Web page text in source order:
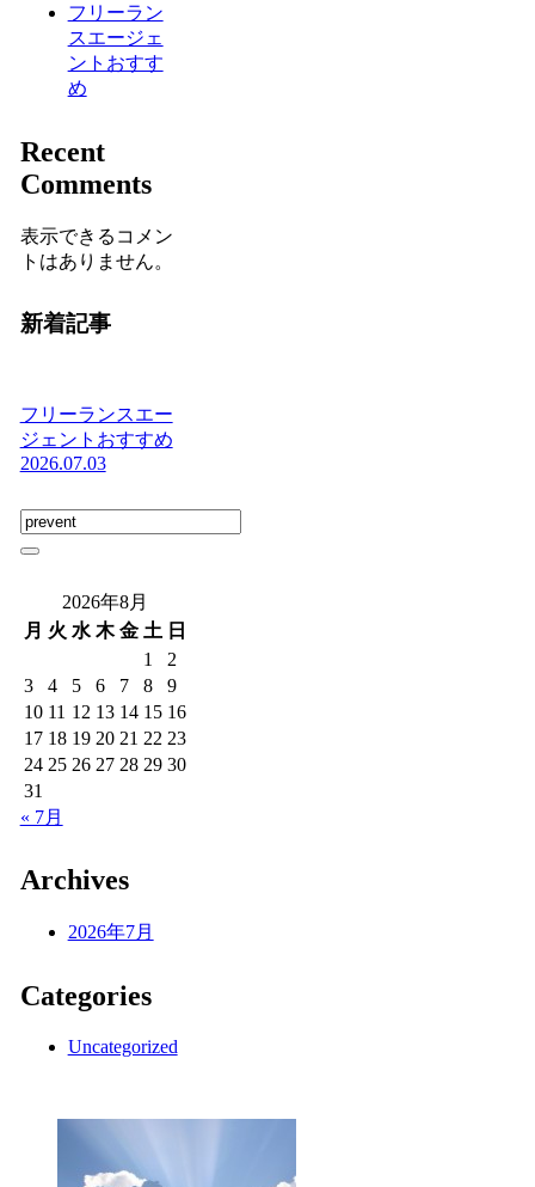
フリーラン
スエージェ
ントおすす
め
Recent
Comments
表示できるコメン
トはありません。
新着記事
フリーランスエー
ジェントおすすめ
2026.07.03
2026年8月
月 火 水 木 金 土 日
1
2
3
4 5 6 7 8
9
10 11 12 13 14 15 16
17 18 19 20 21 22 23
24 25 26 27 28 29 30
31
« 7月
Archives
2026年7月
Categories
Uncategorized